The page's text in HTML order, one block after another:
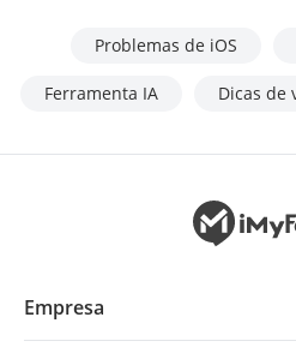
Problemas de iOS
Ferramenta IA Dicas de
Empresa